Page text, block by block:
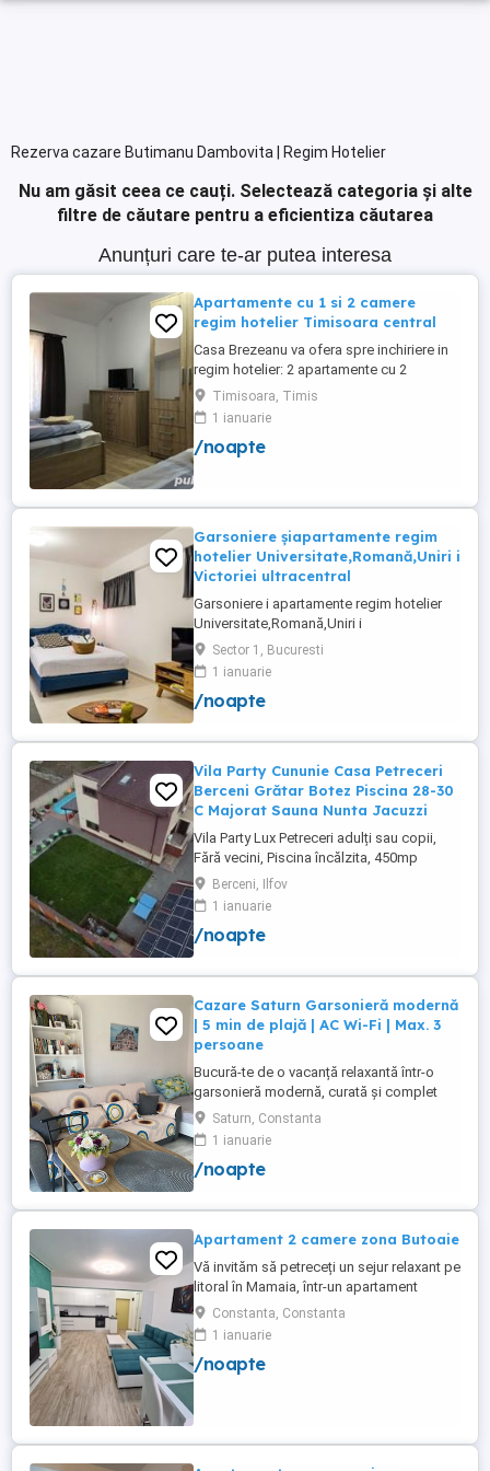
Rezerva cazare Butimanu Dambovita | Regim Hotelier
Nu am găsit ceea ce cauți. Selectează categoria și alte
filtre de căutare pentru a eficientiza căutarea
Anunțuri care te-ar putea interesa
Apartamente cu 1 si 2 camere
regim hotelier Timisoara central
Casa Brezeanu va ofera spre inchiriere in
regim hotelier: 2 apartamente cu 2
dormitoare, baie si bucatarie proprie. (4
locuri cazare in fiecare apartament) 1
apartament cu 1 dormitor, baie si
bucatarie proprie. (3 locuri cazare) Fiecare
Timisoara, Timis
1 ianuarie
/noapte
Garsoniere șiapartamente regim
hotelier Universitate,Romană,Uniri i
Victoriei ultracentral
Garsoniere i apartamente regim hotelier
Universitate,Romană,Uniri i
Victoriei,renovate recent i utilate complet.
Preț: De la 120-200 lei pentru 3 ore Preț
garsoniere 120-200 lei pentru noapte Preț
apartamente 200-300 lei pentru noapte
Sector 1, Bucuresti
1 ianuarie
/noapte
Vila Party Cununie Casa Petreceri
Berceni Grătar Botez Piscina 28-30
C Majorat Sauna Nunta Jacuzzi
Vila Party Lux Petreceri adulți sau copii,
Fără vecini, Piscina încălzita, 450mp
S+P+2E lângă București ( Berceni- Ilfov) ,
asfalt, Uber Bolt ,pentru cazare regim
hotelier, petreceri copii, pool party 30 ,
onomastici , nunti , botezuri, team building
party, ...
Berceni, Ilfov
1 ianuarie
/noapte
Cazare Saturn Garsonieră modernă
| 5 min de plajă | AC Wi-Fi | Max. 3
persoane
Bucură-te de o vacanță relaxantă într-o
garsonieră modernă, curată și complet
utilată, ideală pentru până la 3 persoane.
Liberă în perioada 8-12 august! Nu rata
ocazia de a petrece câteva zile la mare!
Facilități: Pat matrimonial + canapea
un imobil ...
Saturn, Constanta
1 ianuarie
/noapte
Apartament 2 camere zona Butoaie
Vă invităm să petreceți un sejur relaxant pe
litoral în Mamaia, într-un apartament
modern, situat în complexul Moonlight,
Residence, zona centrală una dintre cele
mai căutate locații din stațiune. Locație
excelentă la doar câțiva pași de plajă,
Constanta, Constanta
1 ianuarie
/noapte